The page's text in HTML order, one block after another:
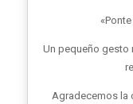
Un pequeño gesto
Agradecemos la